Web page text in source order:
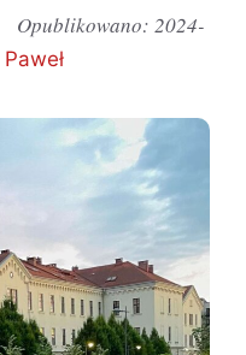
2024-
Paweł